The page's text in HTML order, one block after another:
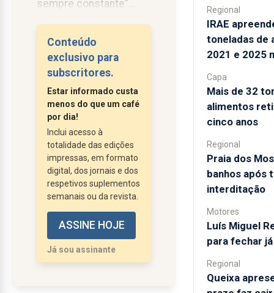
sempre constante”
Dia de Portugal, de
Camões e das
Comunidades
que já foi o Dia da Raça
e, antes disso, bandeira
republicana contra a
monarquia pela mão do
nosso muito ponta-
delgadense Teófilo
Braga, chega-nos agora
envolta no manto da
língua, da diáspora e de
uma certa
portugalidade
Conteúdo
exclusivo para
subscritores.
Estar informado custa
menos do que um café
por dia!
Inclui acesso à
totalidade das edições
impressas, em formato
digital, dos jornais e dos
respetivos suplementos
semanais ou da revista.
ASSINE HOJE
Já sou assinante
Regional
IRAE
toneladas de
2021 e 2025
Capa
Mais de 32
alimentos
cinco anos
Regional
Praia dos
banhos após
interditação
Motores
Luís Miguel
para fechar
Regional
Queixa